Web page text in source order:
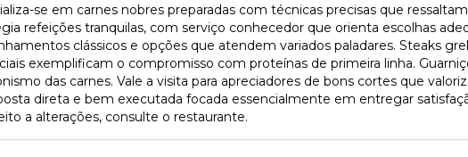
se em carnes nobres preparadas com técnicas precisas que
refeições tranquilas, com serviço conhecedor que orienta escolhas
clássicos e opções que atendem variados paladares. Steaks
exemplificam o compromisso com proteínas de primeira linha.
das carnes. Vale a visita para apreciadores de bons cortes que
direta e bem executada focada essencialmente em entregar
a alterações, consulte o restaurante.